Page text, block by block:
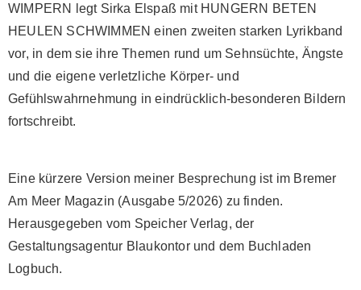
WIMPERN legt Sirka Elspaß mit HUNGERN BETEN
HEULEN SCHWIMMEN einen zweiten starken Lyrikband
vor, in dem sie ihre Themen rund um Sehnsüchte, Ängste
und die eigene verletzliche Körper- und
Gefühlswahrnehmung in eindrücklich-besonderen Bildern
fortschreibt.
Eine kürzere Version meiner Besprechung ist im Bremer
Am Meer Magazin (Ausgabe 5/2026) zu finden.
Herausgegeben vom Speicher Verlag, der
Gestaltungsagentur Blaukontor und dem Buchladen
Logbuch.